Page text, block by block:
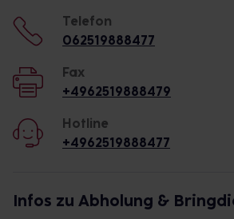
Telefon
062519888477
Fax
+4962519888479
Hotline
+4962519888477
Infos zu Abholung &